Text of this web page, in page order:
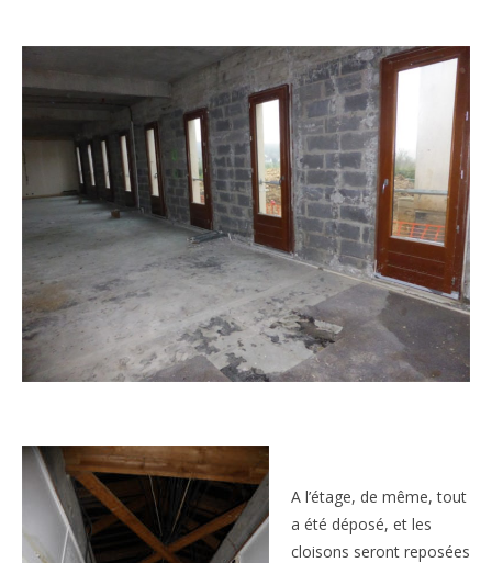
A l’étage, de même, tout
a été déposé, et les
cloisons seront reposées